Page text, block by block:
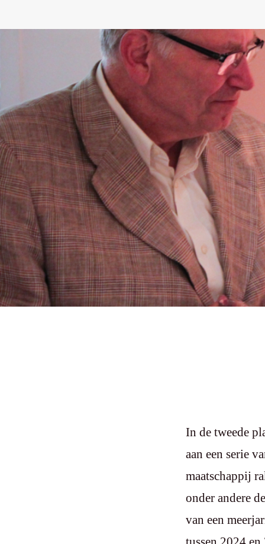
In de tweede
aan een serie
maatschappij
onder andere
van een